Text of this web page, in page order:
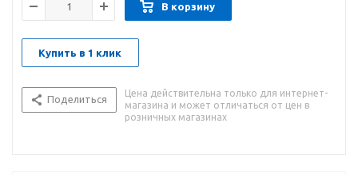
В корзину
Купить в 1 клик
Поделиться
Цена действительна только для интернет-
магазина и может отличаться от цен в
розничных магазинах